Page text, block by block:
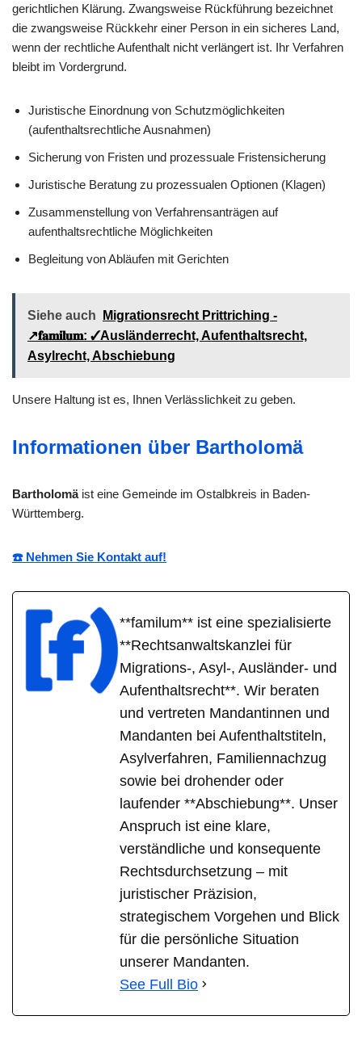
gerichtlichen Klärung. Zwangsweise Rückführung bezeichnet
die zwangsweise Rückkehr einer Person in ein sicheres Land,
wenn der rechtliche Aufenthalt nicht verlängert ist. Ihr Verfahren
bleibt im Vordergrund.
Juristische Einordnung von Schutzmöglichkeiten
(aufenthaltsrechtliche Ausnahmen)
Sicherung von Fristen und prozessuale Fristensicherung
Juristische Beratung zu prozessualen Optionen (Klagen)
Zusammenstellung von Verfahrensanträgen auf
aufenthaltsrechtliche Möglichkeiten
Begleitung von Abläufen mit Gerichten
Siehe auch
Migrationsrecht Prittriching -
↗️𝐟𝐚𝐦𝐢𝐥𝐮𝐦: ✓Ausländerrecht, Aufenthaltsrecht,
Asylrecht, Abschiebung
Unsere Haltung ist es, Ihnen Verlässlichkeit zu geben.
Informationen über Bartholomä
Bartholomäist eine Gemeinde im Ostalbkreis in Baden-
Württemberg.
☎️ Nehmen Sie Kontakt auf!
**familum** ist eine spezialisierte
**Rechtsanwaltskanzlei für
Migrations-, Asyl-, Ausländer- und
Aufenthaltsrecht**. Wir beraten
und vertreten Mandantinnen und
Mandanten bei Aufenthaltstiteln,
Asylverfahren, Familiennachzug
sowie bei drohender oder
laufender **Abschiebung**. Unser
Anspruch ist eine klare,
verständliche und konsequente
Rechtsdurchsetzung – mit
juristischer Präzision,
strategischem Vorgehen und Blick
für die persönliche Situation
unserer Mandanten.
See Full Bio